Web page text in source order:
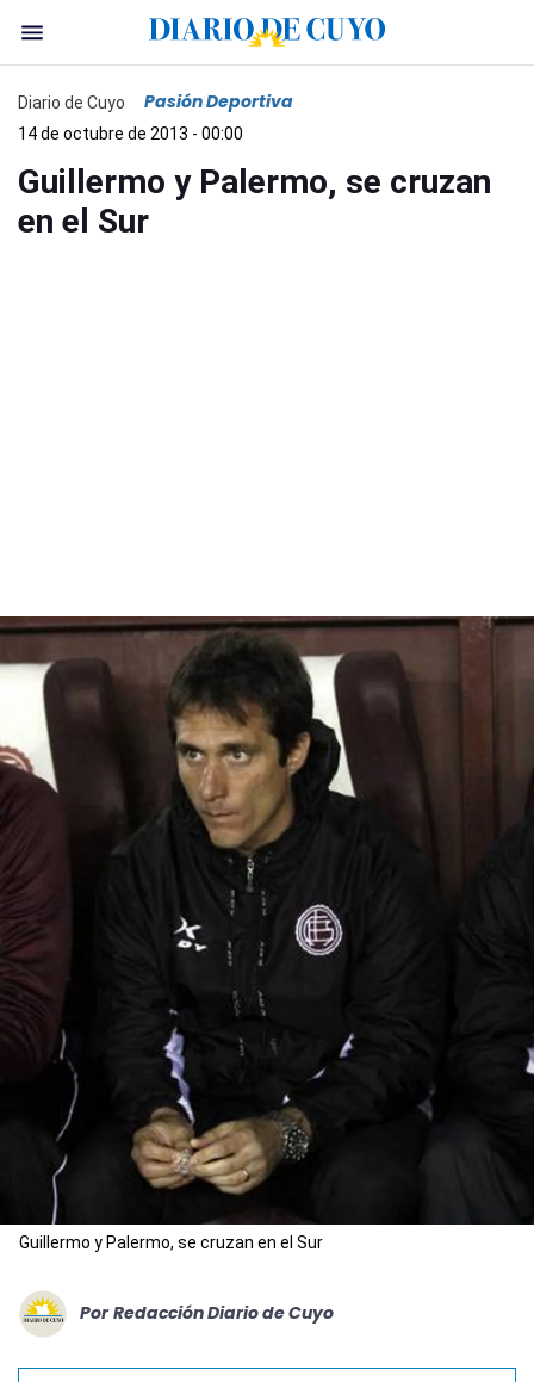
Diario de Cuyo Pasión Deportiva
14 de octubre de 2013 - 00:00
Guillermo y Palermo, se cruzan
en el Sur
Guillermo y Palermo, se cruzan en el Sur
Por Redacción Diario de Cuyo